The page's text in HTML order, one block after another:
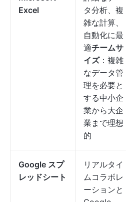
Excel
タ分析、複
雑な計算、
自動化に最
適チームサ
イズ：複雑
なデータ管
理を必要と
する中小企
業から大企
業まで理想
的
Google スプ
レッドシート
リアルタイ
ムコラボレ
ーションと